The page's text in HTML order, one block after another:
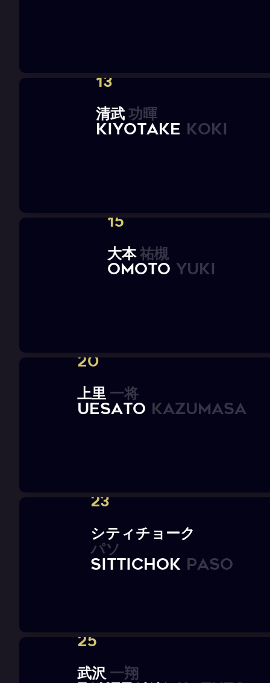
13
清武功暉
KIYOTAKE Koki
15
大本祐槻
OMOTO Yuki
20
上里 一将
UESATO Kazumasa
23
シティチ ョ ーク
パソ
Sittichok PASO
25
武沢 一翔